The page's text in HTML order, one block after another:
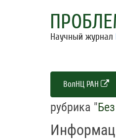
Научный журнал
ВолНЦ РАН
рубрика "